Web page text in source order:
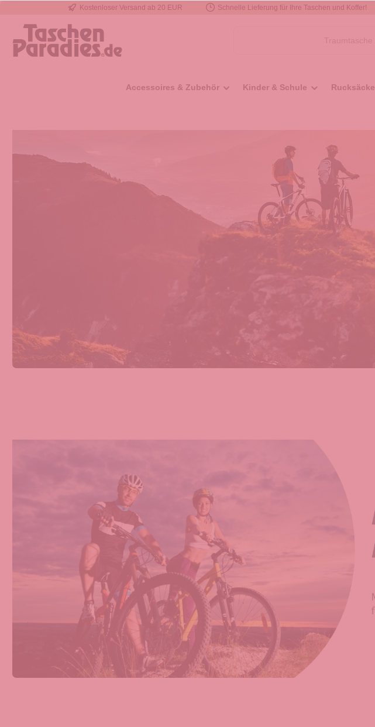
Zur Hauptnavigation springen
Kostenloser Versand ab 20 EUR Schnelle Lieferung für Ihre Taschen und Koffer!
Accessoires & Zubehör Kinder & Schule Rucksäcke